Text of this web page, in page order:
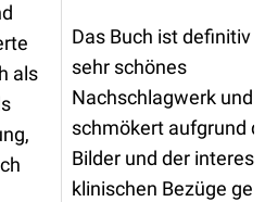
als
Das Buch ist definitiv
sehr schönes
Nachschlagwerk und
schmökert aufgrund
Bilder und der
klinischen Bezüge